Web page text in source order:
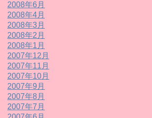
2008年6月
2008年4月
2008年3月
2008年2月
2008年1月
2007年12月
2007年11月
2007年10月
2007年9月
2007年8月
2007年7月